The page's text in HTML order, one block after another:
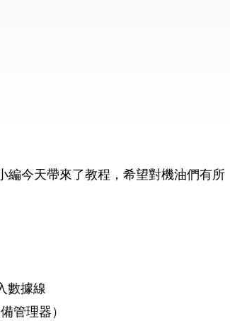
今天帶來了教程，希望對機油們有所
數據線
管理器）